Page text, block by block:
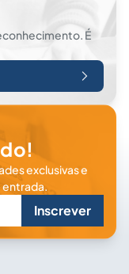
É
exclusivas e
entrada.
Inscrever